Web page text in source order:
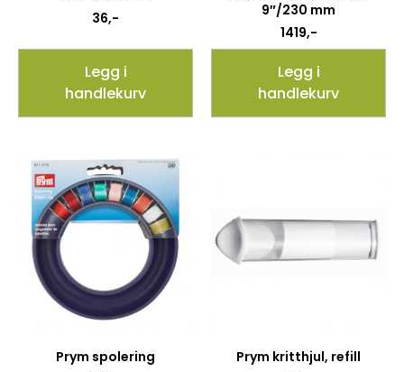
36,-
Legg i
handlekurv
9″/230 mm
1419,-
Legg i
handlekurv
Prym spolering
Prym kritthjul, refill